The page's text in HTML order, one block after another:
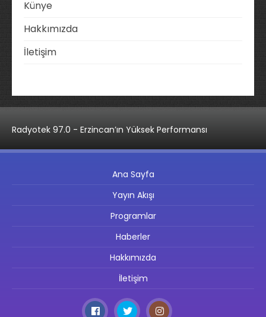
Künye
Hakkımızda
İletişim
Radyotek 97.0 - Erzincan’ın Yüksek Performansı
Ana Sayfa
Yayın Akışı
Programlar
Haberler
Hakkımızda
İletişim